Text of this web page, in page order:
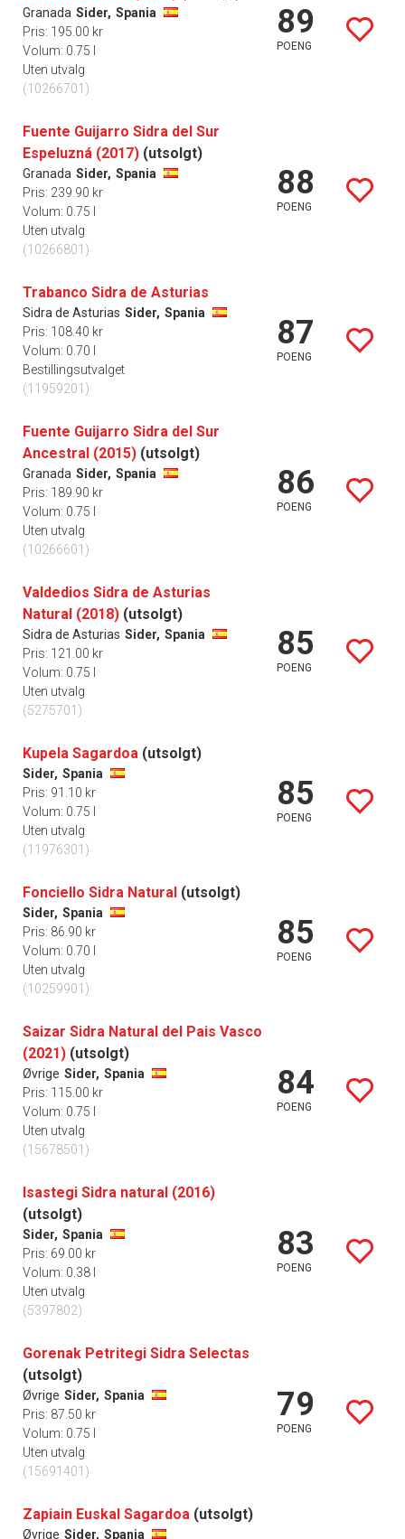
Granada Sider, Spania
Pris: 195.00 kr
Volum: 0.75 l
Uten utvalg
(10266701)
89
POENG
Fuente Guijarro Sidra del Sur
Espeluzná (2017) (utsolgt)
Granada Sider, Spania
Pris: 239.90 kr
Volum: 0.75 l
Uten utvalg
(10266801)
88
POENG
Trabanco Sidra de Asturias
Sidra de Asturias Sider, Spania
Pris: 108.40 kr
Volum: 0.70 l
Bestillingsutvalget
(11959201)
87
POENG
Fuente Guijarro Sidra del Sur
Ancestral (2015) (utsolgt)
Granada Sider, Spania
Pris: 189.90 kr
Volum: 0.75 l
Uten utvalg
(10266601)
86
POENG
Valdedios Sidra de Asturias
Natural (2018) (utsolgt)
Sidra de Asturias Sider, Spania
Pris: 121.00 kr
Volum: 0.75 l
Uten utvalg
(5275701)
85
POENG
Kupela Sagardoa (utsolgt)
Sider, Spania
Pris: 91.10 kr
Volum: 0.75 l
Uten utvalg
(11976301)
85
POENG
Fonciello Sidra Natural (utsolgt)
Sider, Spania
Pris: 86.90 kr
Volum: 0.70 l
Uten utvalg
(10259901)
85
POENG
Saizar Sidra Natural del Pais Vasco
(2021) (utsolgt)
Øvrige Sider, Spania
Pris: 115.00 kr
Volum: 0.75 l
Uten utvalg
(15678501)
84
POENG
Isastegi Sidra natural (2016)
(utsolgt)
Sider, Spania
Pris: 69.00 kr
Volum: 0.38 l
Uten utvalg
(5397802)
83
POENG
Gorenak Petritegi Sidra Selectas
(utsolgt)
Øvrige Sider, Spania
Pris: 87.50 kr
Volum: 0.75 l
Uten utvalg
(15691401)
79
POENG
Zapiain Euskal Sagardoa (utsolgt)
Øvrige Sider, Spania